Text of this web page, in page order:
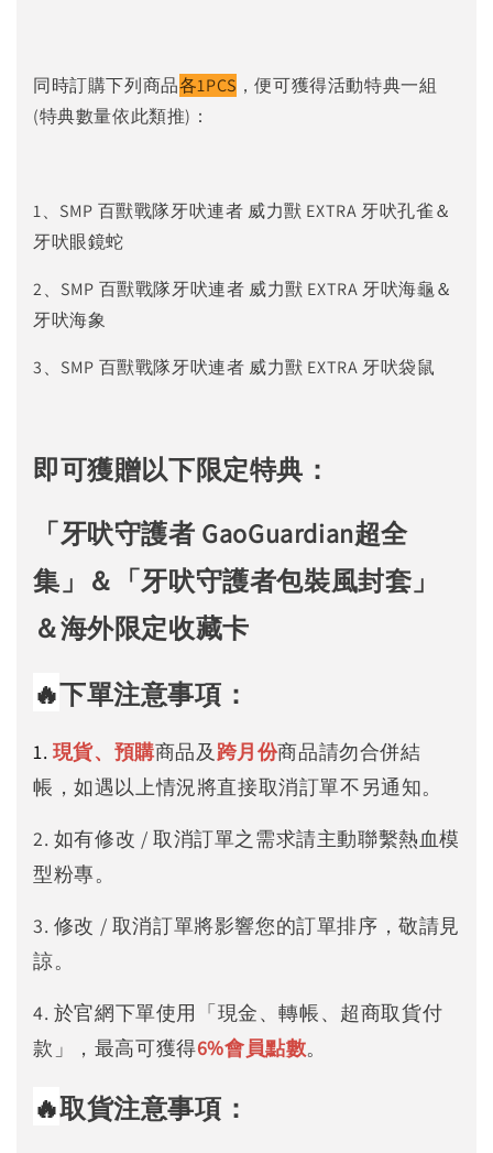
同時訂購下列商品各1PCS ，便可獲得活動特典一組
(特典數量依此類推)：
1、SMP 百獸戰隊牙吠連者 威力獸 EXTRA 牙吠孔雀＆
牙吠眼鏡蛇
2、SMP 百獸戰隊牙吠連者 威力獸 EXTRA 牙吠海龜＆
牙吠海象
3、SMP 百獸戰隊牙吠連者 威力獸 EXTRA 牙吠袋鼠
即可獲贈以下限定特典：
「牙吠守護者 GaoGuardian超全
集」＆「牙吠守護者包裝風封套」
＆海外限定收藏卡
🔥下單注意事項：
1. 現貨、預購商品及 跨月份商品請勿合併結
帳，如遇以上情況將直接取消訂單不另通知。
2. 如有修改 / 取消訂單之需求請主動聯繫熱血模
型粉專。
3. 修改 / 取消訂單將影響您的訂單排序，敬請見
諒。
4. 於官網下單使用「現金、轉帳、超商取貨付
款」，最高可獲得6%會員點數。
🔥取貨注意事項：